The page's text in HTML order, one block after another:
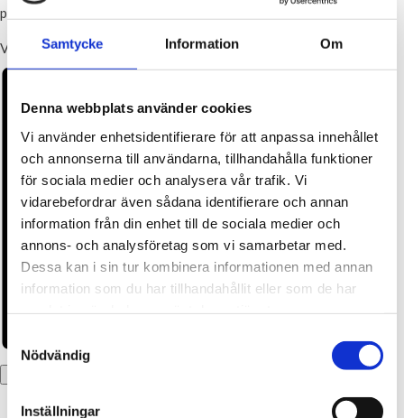
Samtycke Information Om
Denna webbplats använder cookies
Vi använder enhetsidentifierare för att anpassa innehållet
och annonserna till användarna, tillhandahålla funktioner
för sociala medier och analysera vår trafik. Vi
vidarebefordrar även sådana identifierare och annan
information från din enhet till de sociala medier och
annons- och analysföretag som vi samarbetar med.
Dessa kan i sin tur kombinera informationen med annan
information som du har tillhandahållit eller som de har
Nödvändig
Inställningar
prisutdelning.
Varmt välkomna!